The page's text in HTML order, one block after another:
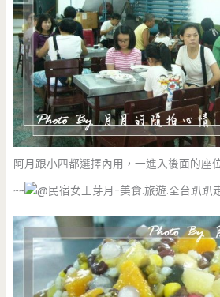
阿月跟小四都選擇內用，一進入後面的座
~~